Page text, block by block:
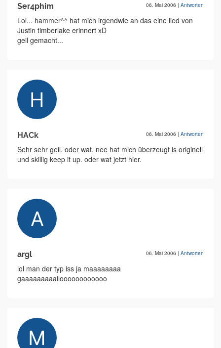
Ser4phim 06. Mai 2006 | Antworten
Lol... hammer^^ hat mich irgendwie an das eine lied von
Justin timberlake erinnert xD
geil gemacht...
HACk 06. Mai 2006 | Antworten
Sehr sehr geil. oder wat. nee hat mich überzeugt is originell
und skillig keep it up. oder wat jetzt hier.
argl 06. Mai 2006 | Antworten
lol man der typ iss ja maaaaaaaa
gaaaaaaaaailoooooooooooo